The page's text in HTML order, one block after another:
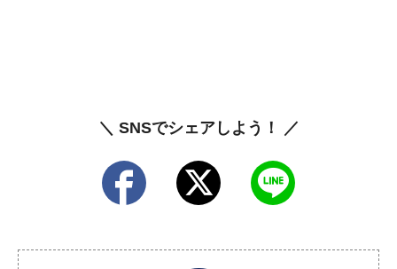
＼ SNSでシェアしよう！ ／